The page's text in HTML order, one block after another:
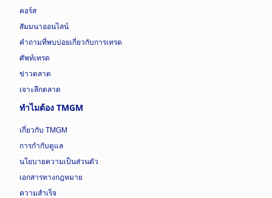
คอร์ส
สัมมนาออนไลน์
คำถามที่พบบ่อยเกี่ยวกับการเทรด
ศัพท์เทรด
ข่าวตลาด
เจาะลึกตลาด
ทำไมต้อง TMGM
เกี่ยวกับ TMGM
การกำกับดูแล
นโยบายความเป็นส่วนตัว
เอกสารทางกฎหมาย
ความสำเร็จ